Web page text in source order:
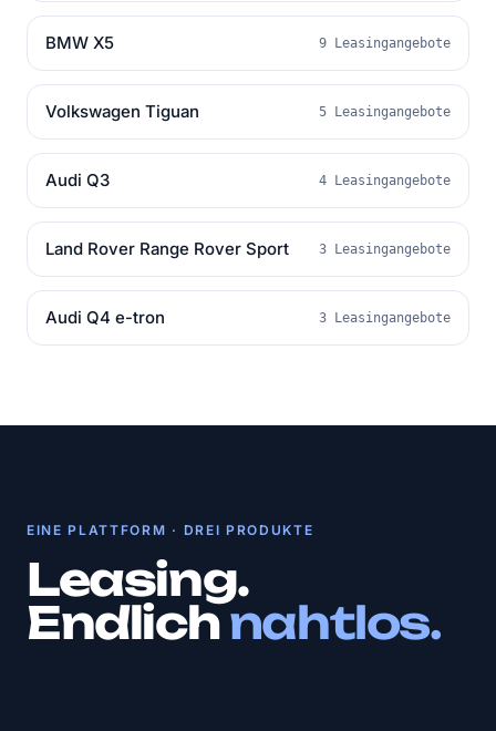
BMW X5 9 Leasingangebote
Volkswagen Tiguan 5 Leasingangebote
Audi Q3 4 Leasingangebote
Land Rover Range Rover Sport 3 Leasingangebote
Audi Q4 e-tron 3 Leasingangebote
EINE PLATTFORM · DREI PRODUKTE
Leasing.
Endlichnahtlos.